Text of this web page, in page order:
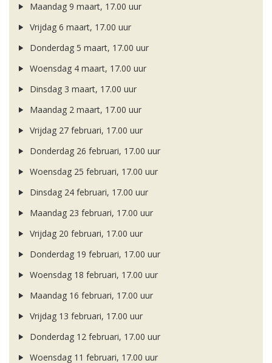
Maandag 9 maart, 17.00 uur
Vrijdag 6 maart, 17.00 uur
Donderdag 5 maart, 17.00 uur
Woensdag 4 maart, 17.00 uur
Dinsdag 3 maart, 17.00 uur
Maandag 2 maart, 17.00 uur
Vrijdag 27 februari, 17.00 uur
Donderdag 26 februari, 17.00 uur
Woensdag 25 februari, 17.00 uur
Dinsdag 24 februari, 17.00 uur
Maandag 23 februari, 17.00 uur
Vrijdag 20 februari, 17.00 uur
Donderdag 19 februari, 17.00 uur
Woensdag 18 februari, 17.00 uur
Maandag 16 februari, 17.00 uur
Vrijdag 13 februari, 17.00 uur
Donderdag 12 februari, 17.00 uur
Woensdag 11 februari, 17.00 uur